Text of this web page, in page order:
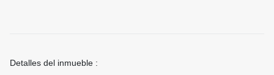
Detalles del inmueble :